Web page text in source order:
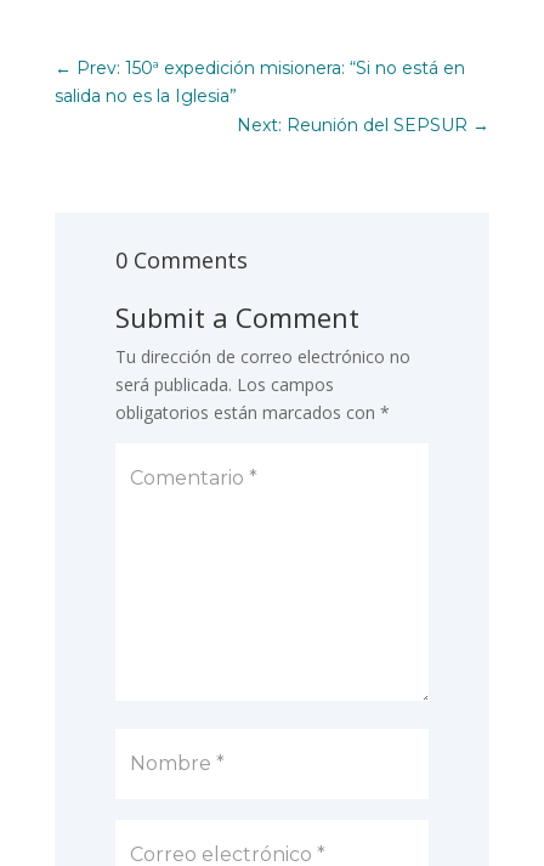
← Prev: 150ª expedición misionera: “Si no está en
salida no es la Iglesia”
Next: Reunión del SEPSUR →
0 Comments
Submit a Comment
Tu dirección de correo electrónico no
será publicada. Los campos
obligatorios están marcados con *